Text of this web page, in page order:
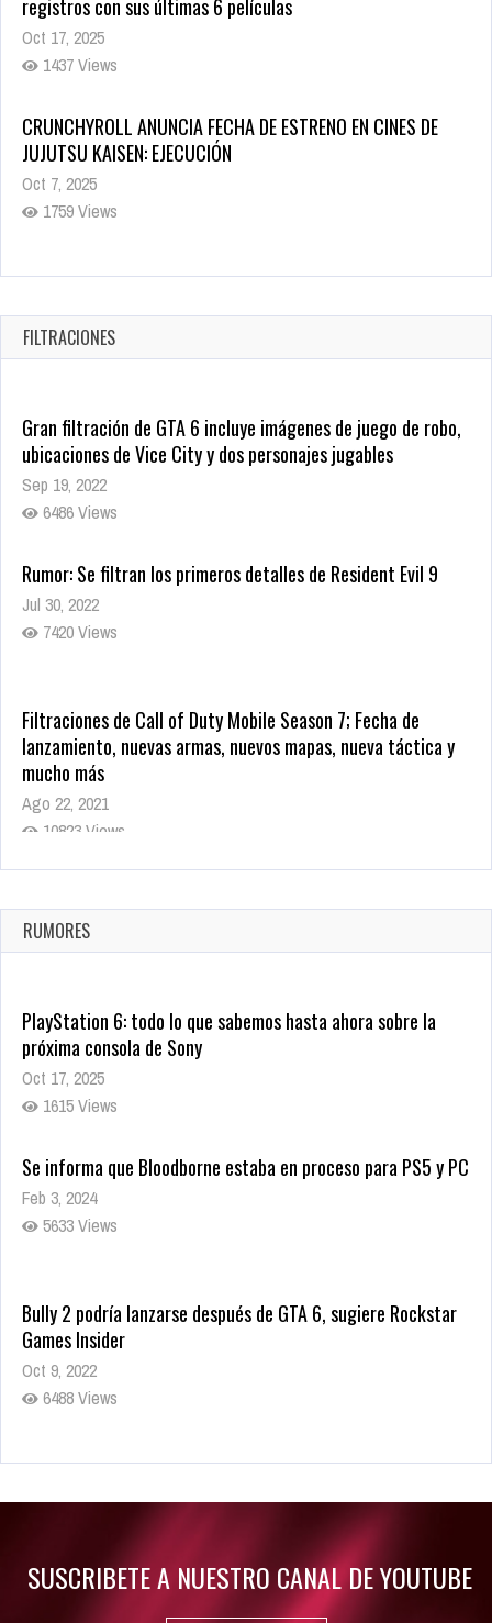
CRUNCHYROLL ANUNCIA FECHA DE ESTRENO EN CINES DE
Oct 7, 2025
1759 Views
5 Películas de Terror Basadas en la Vida Real que te Helarán
FILTRACIONES
Gran filtración de GTA 6 incluye imágenes de juego de robo,
ubicaciones de Vice City y dos personajes jugables
Sep 19, 2022
6486 Views
Rumor: Se filtran los primeros detalles de Resident Evil 9
Jul 30, 2022
7420 Views
Filtraciones de Call of Duty Mobile Season 7; Fecha de
lanzamiento, nuevas armas, nuevos mapas, nueva táctica y
mucho más
Ago 22, 2021
10823 Views
La configuración de Call of Duty 2021 aparentemente ya fue
Ago 8, 2021
10008 Views
RUMORES
PlayStation 6: todo lo que sabemos hasta ahora sobre la
próxima consola de Sony
Oct 17, 2025
1615 Views
Se informa que Bloodborne estaba en proceso para PS5 y PC
Feb 3, 2024
5633 Views
Bully 2 podría lanzarse después de GTA 6, sugiere Rockstar
Games Insider
Oct 9, 2022
6488 Views
Rumor: Se filtran los primeros detalles de Resident Evil 9
SUSCRIBETE A NUESTRO CANAL DE YOUTUBE